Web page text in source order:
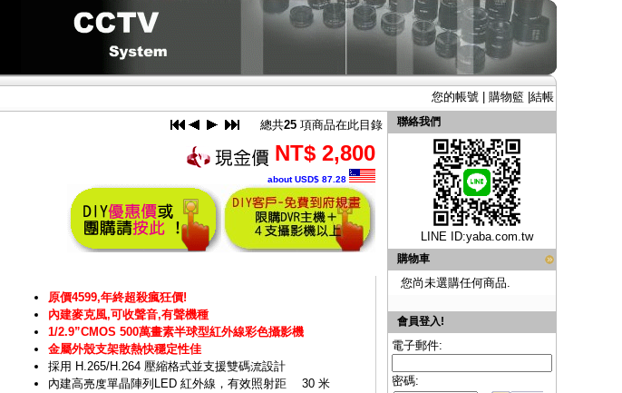
您的帳號 購物籃 結帳
總共25 項商品在此目錄
NT$ 2,800
about USD$ 87.28
原價4599,年終超殺瘋狂價!
內建麥克風,可收聲音,有聲機種
1/2.9”CMOS 500萬畫素半球型紅外線彩色攝影機
金屬外殼支架散熱快穩定性佳
採用 H.265/H.264 壓縮格式並支援雙碼流設計
內建高亮度單晶陣列LED 紅外線，有效照射距離 30 米
聯絡我們
LINE ID:yaba.com.tw
購物車
您尚未選購任何商品.
會員登入!
電子郵件:
密碼: